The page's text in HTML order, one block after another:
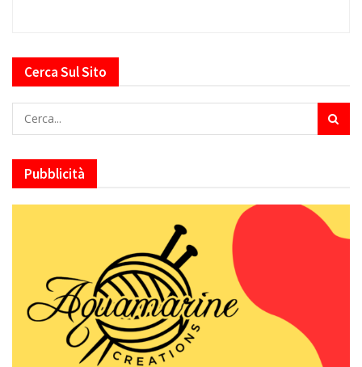
Cerca Sul Sito
Pubblicità